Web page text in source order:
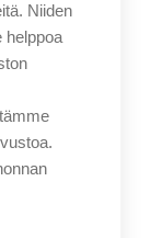
Niiden
helppoa